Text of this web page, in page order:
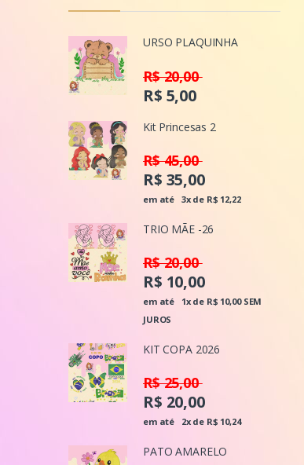
URSO PLAQUINHA
R$ 20,00
R$ 5,00
Kit Princesas 2
R$ 45,00
R$ 35,00
em até 3x de R$ 12,22
TRIO MÃE -26
R$ 20,00
R$ 10,00
em até 1x de R$ 10,00SEM
JUROS
KIT COPA 2026
R$ 25,00
R$ 20,00
em até 2x de R$ 10,24
PATO AMARELO